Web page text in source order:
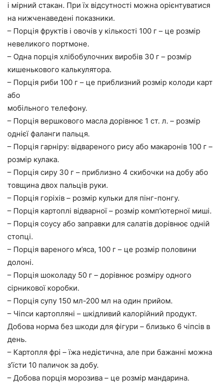
і мірний стакан. При їх відсутності можна орієнтуватися
на нижченаведені показники.
– Порція фруктів і овочів у кількості 100 г – це розмір
невеликого портмоне.
– Одна порція хлібобулочних виробів 30 г – розмір
кишенькового калькулятора.
– Порція риби 100 г – це приблизний розмір колоди карт
або
мобільного телефону.
– Порція вершкового масла дорівнює 1 ст. л. – розмір
однієї фаланги пальця.
– Порція гарніру: відвареного рису або макаронів 100 г –
розмір кулака.
– Порція сиру 30 г – приблизно 4 скибочки на добу або
товщина двох пальців руки.
– Порція горіхів – розмір кульки для пінг-понгу.
– Порція картоплі відварної – розмір комп’ютерної миші.
– Порція соусу або заправки для салатів дорівнює одній
стопці.
– Порція вареного м’яса, 100 г – це розмір половини
долоні.
– Порція шоколаду 50 г – дорівнює розміру одного
сірникової коробки.
– Порція супу 150 мл-200 мл на один прийом.
– Чіпси картопляні – шкідливий калорійний продукт.
Добова норма без шкоди для фігури – близько 6 чіпсів в
день.
– Картопля фрі – їжа недієтична, але при бажанні можна
з’їсти 10 паличок за добу.
– Добова порція морозива – це розмір мандарина.